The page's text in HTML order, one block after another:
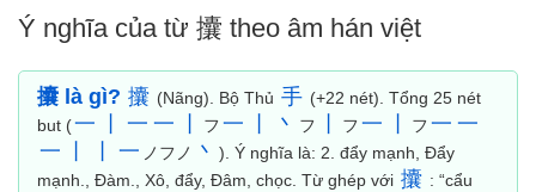
Ý nghĩa của từ 攮 theo âm hán việt
攮 là gì? 攮 (Nãng). Bộ Thủ 手 (+22 nét). Tổng 25 nét
but (一 一 一 フ一 丶 フ フ一 フ一 一
一
一 ノフノ 丶 ). Ý nghĩa là: 2. đẩy mạnh, Ðẩy
mạnh., Ðàm., Xô, đẩy, Đâm, chọc. Từ ghép với 攮 : “cẩu